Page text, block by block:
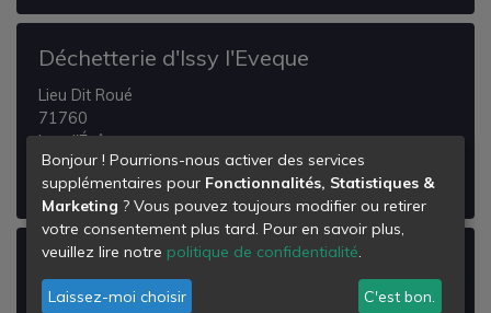
Déchetterie d'Issy l'Eveque
Lieu Dit Roué
71760
Issy-l'Évêque
Voir les détails de laDéchetterie d'Issy l'Eveque
Déchetterie de Gueugnon
Route de Rigny
Bonjour ! Pourrions-nous activer des services
supplémentaires pour Fonctionnalités, Statistiques &
Marketing ? Vous pouvez toujours modifier ou retirer
votre consentement plus tard. Pour en savoir plus,
veuillez lire notre politique de confidentialité.
Laissez-moi choisir C'est bon.